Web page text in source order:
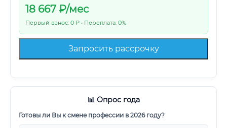
18 667 ₽/мес
Первый взнос: 0 ₽ • Переплата: 0%
Запросить рассрочку
📊 Опрос года
Готовы ли Вы к смене профессии в 2026 году?